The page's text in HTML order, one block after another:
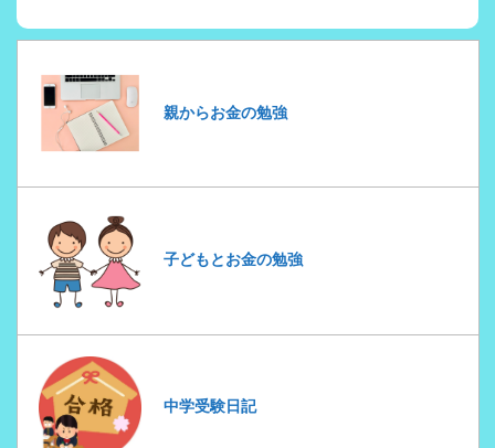
親からお金の勉強
子どもとお金の勉強
中学受験日記